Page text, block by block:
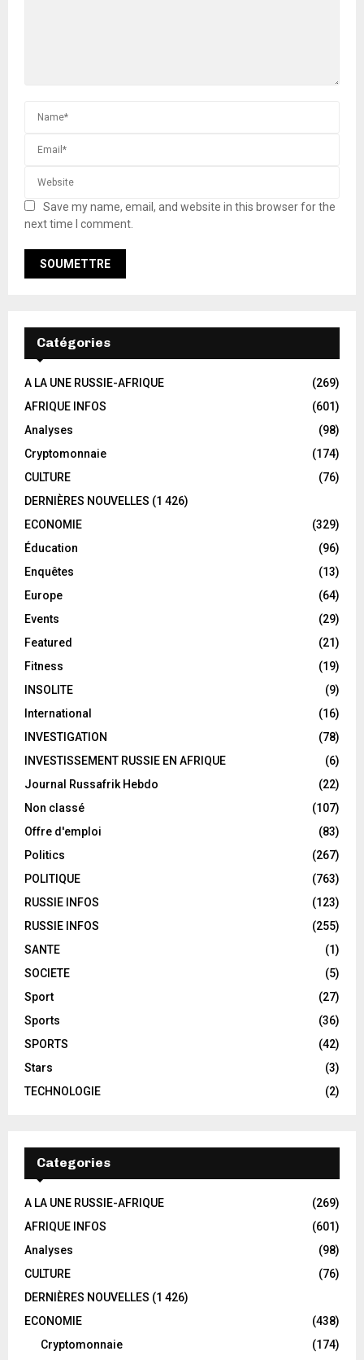
Save my name, email, and website in this browser for the
next time I comment.
Catégories
A LA UNE RUSSIE-AFRIQUE
(269)
AFRIQUE INFOS
(601)
Analyses
(98)
Cryptomonnaie
(174)
CULTURE
(76)
DERNIÈRES NOUVELLES (1 426)
ECONOMIE
(329)
Éducation
(96)
Enquêtes
(13)
Europe
(64)
Events
(29)
Featured
(21)
Fitness
(19)
INSOLITE
(9)
International
(16)
INVESTIGATION
(78)
INVESTISSEMENT RUSSIE EN AFRIQUE
(6)
Journal Russafrik Hebdo
(22)
Non classé
(107)
Offre d'emploi
(83)
Politics
(267)
POLITIQUE
(763)
RUSSIE INFOS
(123)
RUSSIE INFOS
(255)
SANTE
(1)
SOCIETE
(5)
Sport
(27)
Sports
(36)
SPORTS
(42)
Stars
(3)
TECHNOLOGIE
(2)
Categories
A LA UNE RUSSIE-AFRIQUE
(269)
AFRIQUE INFOS
(601)
Analyses
(98)
CULTURE
(76)
DERNIÈRES NOUVELLES (1 426)
ECONOMIE
(438)
Cryptomonnaie
(174)